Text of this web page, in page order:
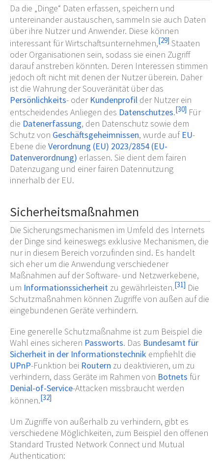
Da die „Dinge“ Daten erfassen, speichern und
untereinander austauschen, sammeln sie auch Daten
über ihre Nutzer und Anwender. Diese können
interessant für Wirtschaftsunternehmen,[29] Staaten
oder Organisationen sein, sodass sie einen Zugriff
darauf anstreben könnten. Deren Interessen stimmen
jedoch oft nicht mit denen der Nutzer überein. Daher
ist die Wahrung der Souveränität über das
Persönlichkeits- oder Kundenprofil der Nutzer ein
entscheidendes Anliegen des Datenschutzes.[30] Für
die Datenerfassung, den Datenschutz sowie dem
Schutz von Geschäftsgeheimnissen, wurde auf EU-
Ebene die Verordnung (EU) 2023/2854 (EU-
Datenverordnung) erlassen. Sie dient dem fairen
Datenzugang und einer fairen Datennutzung
innerhalb der EU.
Sicherheitsmaßnahmen
Die Sicherungsmechanismen im Umfeld des Internets
der Dinge sind keineswegs exklusive Mechanismen, die
nur in diesem Bereich vorzufinden sind. Es handelt
sich eher um die Anwendung verschiedener
Maßnahmen auf der Software- und Netzwerkebene,
um Informationssicherheit zu gewährleisten.[31] Die
Schutzmaßnahmen können Zugriffe von außen auf die
eingebundenen Geräte verhindern.
Eine generelle Schutzmaßnahme ist zum Beispiel die
Wahl eines sicheren Passworts. Das Bundesamt für
Sicherheit in der Informationstechnik empfiehlt die
UPnP-Funktion bei Routern zu deaktivieren, um zu
verhindern, dass Geräte im Rahmen von Botnets für
Denial-of-Service-Attacken missbraucht werden
können.[32]
Um Zugriffe von außerhalb zu verhindern, gibt es
verschiedene Möglichkeiten, zum Beispiel den offenen
Standard Trusted Network Connect und Mutual
Authentication: